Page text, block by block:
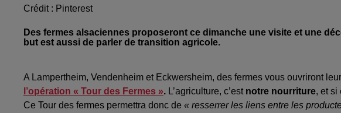
Crédit : Pinterest
Des fermes alsaciennes proposeront ce dimanche une visite et une
but est aussi de parler de transition agricole.
A Lampertheim, Vendenheim et Eckwersheim, des fermes vous ouvriront
l’opération « Tour des Fermes ». L’agriculture, c’estnotre nourriture, et si
Ce Tour des fermes permettra donc de « resserrer les liens entre les